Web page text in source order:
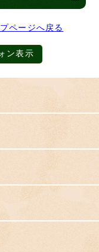
プページへ戻る
ン表示